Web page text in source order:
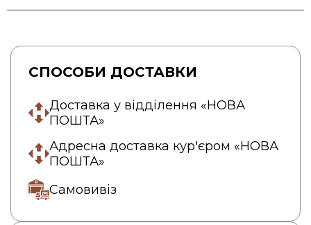
СПОСОБИ ДОСТАВКИ
Доставка у відділення «НОВА
ПОШТА»
Адресна доставка кур'єром «НОВА
ПОШТА»
Самовивіз